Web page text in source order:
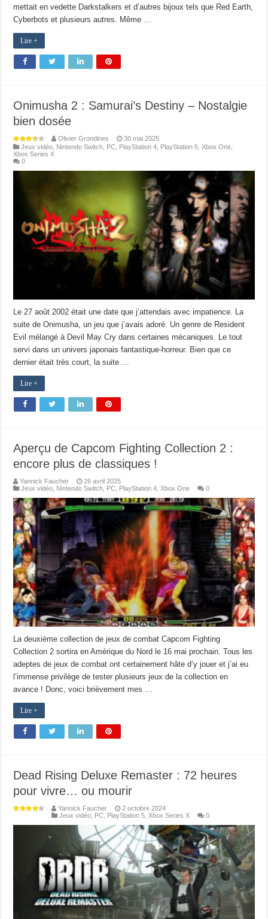
mettait en vedette Darkstalkers et d’autres bijoux tels que Red Earth,
Cyberbots et plusieurs autres. Même …
Lire +
Onimusha 2 : Samurai’s Destiny – Nostalgie
bien dosée
Olivier Grondines
30 mai 2025
Jeux vidéo Nintendo Switch PC PlayStation 4 PlayStation 5 ,Xbox One
Xbox Series X
0
Le 27 août 2002 était une date que j’attendais avec impatience. La
suite de Onimusha, un jeu que j’avais adoré. Un genre de Resident
Evil mélangé à Devil May Cry dans certaines mécaniques. Le tout
servi dans un univers japonais fantastique-horreur. Bien que ce
dernier était très court, la suite …
Lire +
Aperçu de Capcom Fighting Collection 2 :
encore plus de classiques !
Yannick Faucher
26 avril 2025
Jeux vidéo Nintendo Switch PC PlayStation 4 ,Xbox One 0
La deuxième collection de jeux de combat Capcom Fighting
Collection 2 sortira en Amérique du Nord le 16 mai prochain. Tous les
adeptes de jeux de combat ont certainement hâte d’y jouer et j’ai eu
l’immense privilège de tester plusieurs jeux de la collection en
avance ! Donc, voici brièvement mes …
Lire +
Dead Rising Deluxe Remaster : 72 heures
pour vivre… ou mourir
Yannick Faucher
2 octobre 2024
Jeux vidéo PC PlayStation 5 ,Xbox Series X 0